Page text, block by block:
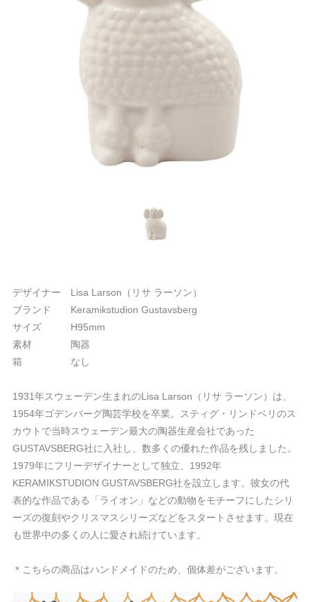
デザイナー Lisa Larson（リサ ラーソン）
ブランド Keramikstudion Gustavsberg
サイズ H95mm
素材 陶器
箱 なし
1931年スウェーデン生まれのLisa Larson（リサ ラーソン）は、
1954年ゴデンバーグ陶芸学校を卒業。スティグ・リンドベリのス
カウトで当時スウェーデン最大の陶器生産会社であった
GUSTAVSBERG社に入社し、数多くの優れた作品を残しました。
1979年にフリーデザイナーとして独立、1992年
KERAMIKSTUDION GUSTAVSBERG社を設立します。彼女の代
表的な作品である「ライオン」などの動物をモチーフにしたシリ
ーズの復刻やクリスマスシリーズなどをスタートさせます。現在
も世界中の多くの人に愛され続けています。
＊こちらの商品はハンドメイドのため、個体差がございます。